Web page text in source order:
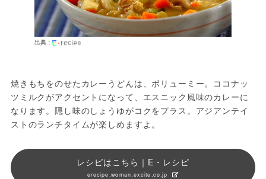
出典：
焼きもちをのせたカレーうどんは、ボリューミー。ココナッ
ツミルクがアクセントになって、エスニック風味のカレーに
なります。隠し味のしょうゆがコクをプラス。アジアンテイ
ストのランチタイムが楽しめますよ。
レシピはこちら｜E・レシピ
erecipe.woman.excite.co.jp